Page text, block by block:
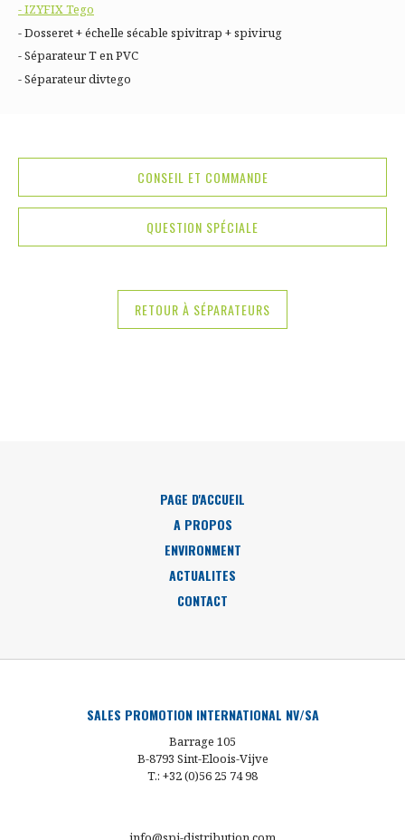
- IZYFIX Tego
- Dosseret + échelle sécable spivitrap + spivirug
- Séparateur T en PVC
- Séparateur divtego
CONSEIL ET COMMANDE
QUESTION SPÉCIALE
RETOUR À SÉPARATEURS
PAGE D'ACCUEIL
A PROPOS
ENVIRONMENT
ACTUALITES
CONTACT
SALES PROMOTION INTERNATIONAL NV/SA
Barrage 105
B-8793 Sint-Eloois-Vijve
T.: +32 (0)56 25 74 98